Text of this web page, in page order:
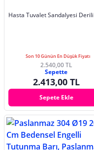
Hasta Tuvalet Sandalyesi Derili
Son 10 Günün En Düşük Fiyatı
2.540,00 TL
Sepette
2.413,00 TL
Sepete Ekle